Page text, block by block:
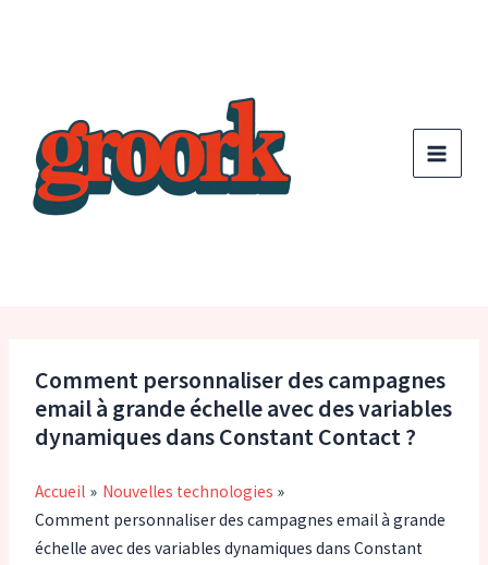
Comment personnaliser des campagnes
email à grande échelle avec des variables
dynamiques dans Constant Contact ?
Accueil
Nouvelles technologies
Comment personnaliser des campagnes email à grande
échelle avec des variables dynamiques dans Constant